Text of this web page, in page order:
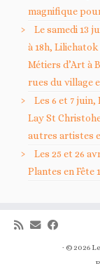
magnifique
Le samedi 13
à 18h,
Métiers d’Art à
rues du village
Les 6 et 7 juin,
Lay St
autres artistes
Les 25 et 26
Plantes en Fête
· © 2026